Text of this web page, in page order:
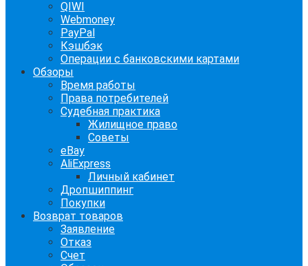
QIWI
Webmoney
PayPal
Кэшбэк
Операции с банковскими картами
Обзоры
Время работы
Права потребителей
Судебная практика
Жилищное право
Советы
eBay
AliExpress
Личный кабинет
Дропшиппинг
Покупки
Возврат товаров
Заявление
Отказ
Счет